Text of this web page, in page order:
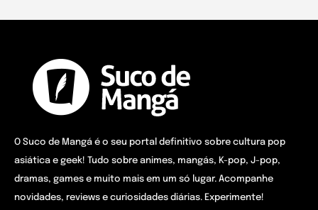
O Suco de Mangá é o seu portal definitivo sobre cultura pop
asiática e geek! Tudo sobre animes, mangás, K-pop, J-pop,
dramas, games e muito mais em um só lugar. Acompanhe
novidades, reviews e curiosidades diárias. Experimente!